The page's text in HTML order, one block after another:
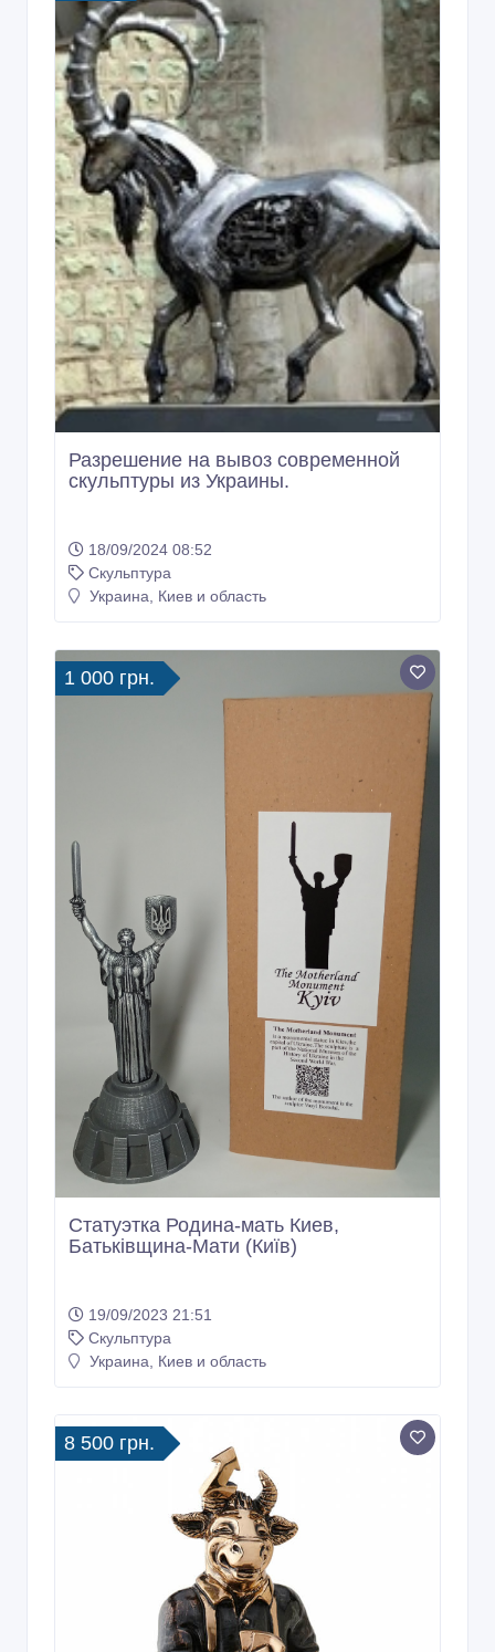
Разрешение на вывоз современной
скульптуры из Украины.
18/09/2024 08:52
Скульптура
Украина, Киев и область
1 000 грн.
Статуэтка Родина-мать Киев,
Батьківщина-Мати (Київ)
19/09/2023 21:51
Скульптура
Украина, Киев и область
8 500 грн.